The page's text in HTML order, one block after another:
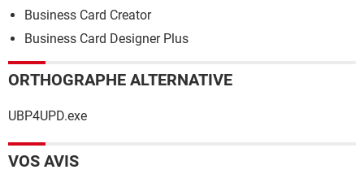
Business Card Creator
Business Card Designer Plus
ORTHOGRAPHE ALTERNATIVE
UBP4UPD.exe
VOS AVIS